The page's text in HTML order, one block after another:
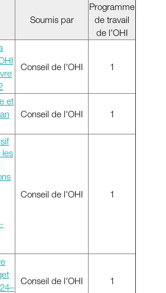
Soumis par
Programme
de travail
de l'OHI
Conseil de l'OHI 1
et
Conseil de l'OHI 1
les
Conseil de l'OHI 1
Conseil de l'OHI 1